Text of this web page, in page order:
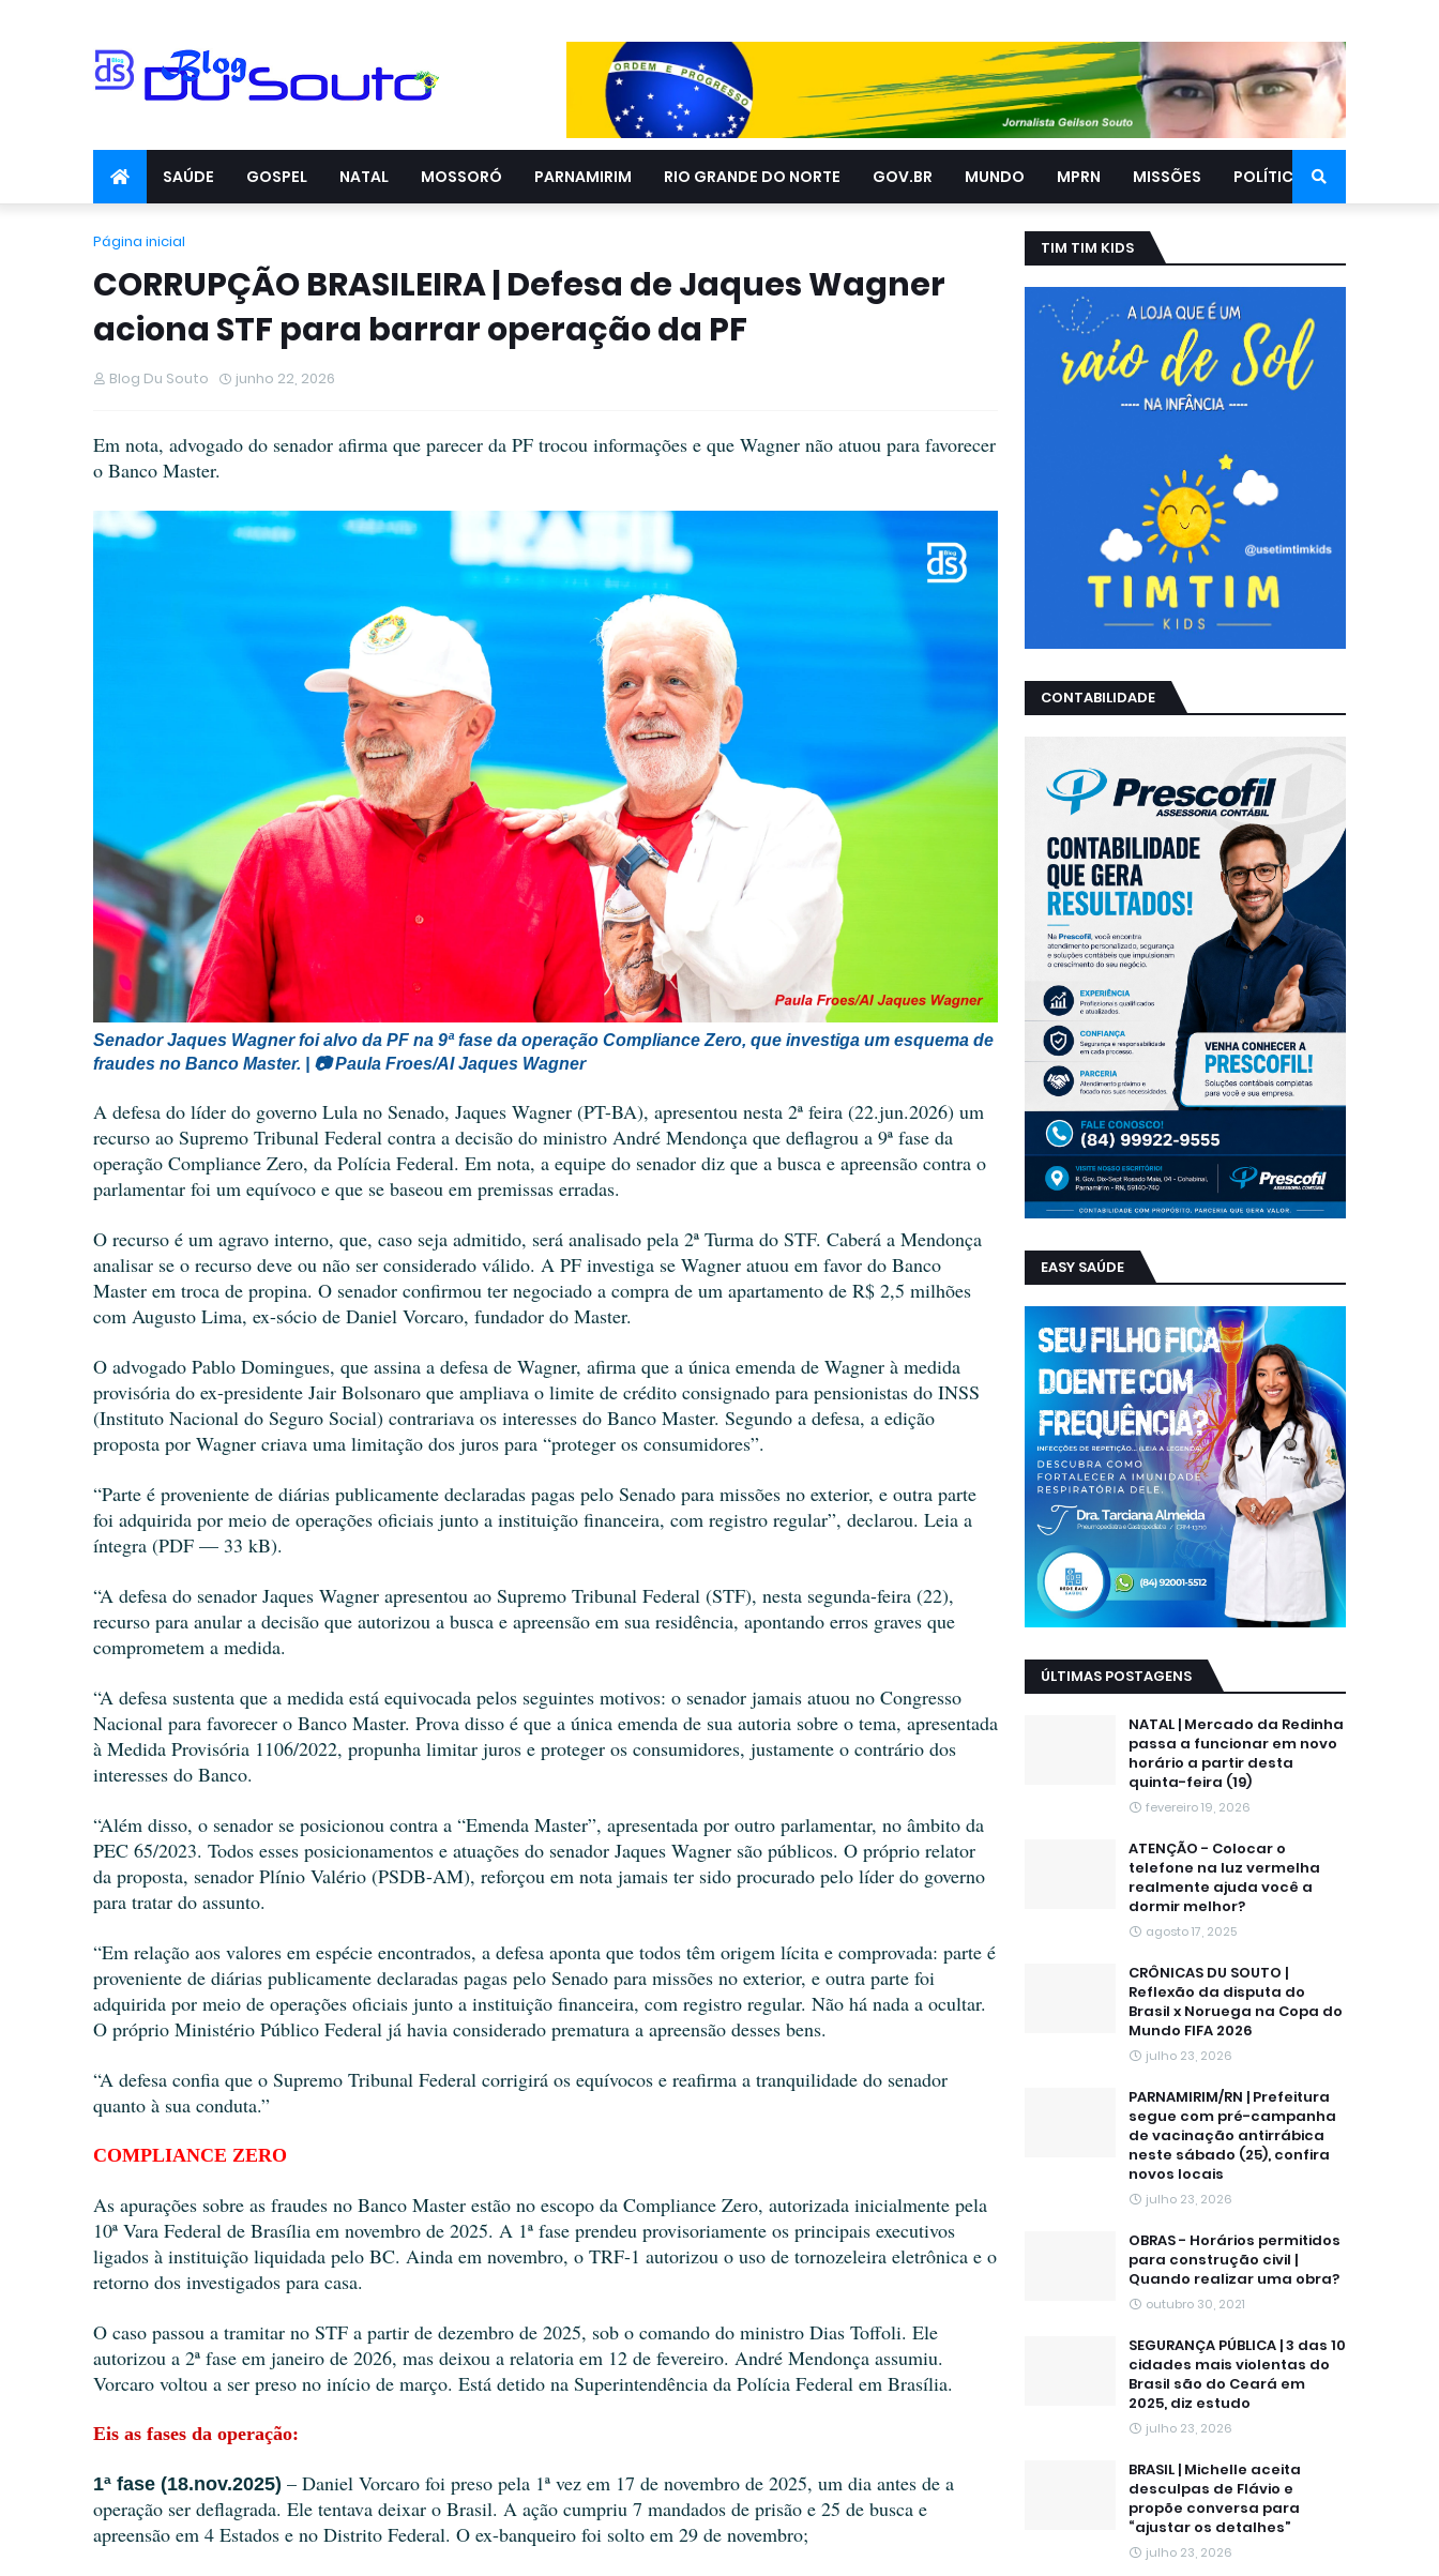
SAÚDE GOSPEL NATAL MOSSORÓ PARNAMIRIM RIO GRANDE DO NORTE GOV.BR MUNDO MPRN MISSÕES POLÍTICA
Página inicial
CORRUPÇÃO BRASILEIRA | Defesa de Jaques Wagner
aciona STF para barrar operação da PF
Blog Du Souto junho 22, 2026
Em nota, advogado do senador afirma que parecer da PF trocou informações e que Wagner não atuou para favorecer
o Banco Master.
Senador Jaques Wagner foi alvo da PF na 9ª fase da operação Compliance Zero, que investiga um esquema de
fraudes no Banco Master. | 📷 Paula Froes/AI Jaques Wagner
A defesa do líder do governo Lula no Senado, Jaques Wagner (PT-BA), apresentou nesta 2ª feira (22.jun.2026) um
recurso ao Supremo Tribunal Federal contra a decisão do ministro André Mendonça que deflagrou a 9ª fase da
operação Compliance Zero, da Polícia Federal. Em nota, a equipe do senador diz que a busca e apreensão contra o
parlamentar foi um equívoco e que se baseou em premissas erradas.
O recurso é um agravo interno, que, caso seja admitido, será analisado pela 2ª Turma do STF. Caberá a Mendonça
analisar se o recurso deve ou não ser considerado válido. A PF investiga se Wagner atuou em favor do Banco
Master em troca de propina. O senador confirmou ter negociado a compra de um apartamento de R$ 2,5 milhões
com Augusto Lima, ex-sócio de Daniel Vorcaro, fundador do Master.
O advogado Pablo Domingues, que assina a defesa de Wagner, afirma que a única emenda de Wagner à medida
provisória do ex-presidente Jair Bolsonaro que ampliava o limite de crédito consignado para pensionistas do INSS
(Instituto Nacional do Seguro Social) contrariava os interesses do Banco Master. Segundo a defesa, a edição
proposta por Wagner criava uma limitação dos juros para “proteger os consumidores”.
“Parte é proveniente de diárias publicamente declaradas pagas pelo Senado para missões no exterior, e outra parte
foi adquirida por meio de operações oficiais junto a instituição financeira, com registro regular”, declarou. Leia a
íntegra (PDF — 33 kB).
“A defesa do senador Jaques Wagner apresentou ao Supremo Tribunal Federal (STF), nesta segunda-feira (22),
recurso para anular a decisão que autorizou a busca e apreensão em sua residência, apontando erros graves que
comprometem a medida.
“A defesa sustenta que a medida está equivocada pelos seguintes motivos: o senador jamais atuou no Congresso
Nacional para favorecer o Banco Master. Prova disso é que a única emenda de sua autoria sobre o tema, apresentada
à Medida Provisória 1106/2022, propunha limitar juros e proteger os consumidores, justamente o contrário dos
interesses do Banco.
“Além disso, o senador se posicionou contra a “Emenda Master”, apresentada por outro parlamentar, no âmbito da
PEC 65/2023. Todos esses posicionamentos e atuações do senador Jaques Wagner são públicos. O próprio relator
da proposta, senador Plínio Valério (PSDB-AM), reforçou em nota jamais ter sido procurado pelo líder do governo
para tratar do assunto.
“Em relação aos valores em espécie encontrados, a defesa aponta que todos têm origem lícita e comprovada: parte é
proveniente de diárias publicamente declaradas pagas pelo Senado para missões no exterior, e outra parte foi
adquirida por meio de operações oficiais junto a instituição financeira, com registro regular. Não há nada a ocultar.
O próprio Ministério Público Federal já havia considerado prematura a apreensão desses bens.
“A defesa confia que o Supremo Tribunal Federal corrigirá os equívocos e reafirma a tranquilidade do senador
quanto à sua conduta.”
COMPLIANCE ZERO
As apurações sobre as fraudes no Banco Master estão no escopo da Compliance Zero, autorizada inicialmente pela
10ª Vara Federal de Brasília em novembro de 2025. A 1ª fase prendeu provisoriamente os principais executivos
ligados à instituição liquidada pelo BC. Ainda em novembro, o TRF-1 autorizou o uso de tornozeleira eletrônica e o
retorno dos investigados para casa.
O caso passou a tramitar no STF a partir de dezembro de 2025, sob o comando do ministro Dias Toffoli. Ele
autorizou a 2ª fase em janeiro de 2026, mas deixou a relatoria em 12 de fevereiro. André Mendonça assumiu.
Vorcaro voltou a ser preso no início de março. Está detido na Superintendência da Polícia Federal em Brasília.
Eis as fases da operação:
1ª fase (18.nov.2025) – Daniel Vorcaro foi preso pela 1ª vez em 17 de novembro de 2025, um dia antes de a
operação ser deflagrada. Ele tentava deixar o Brasil. A ação cumpriu 7 mandados de prisão e 25 de busca e
apreensão em 4 Estados e no Distrito Federal. O ex-banqueiro foi solto em 29 de novembro;
TIM TIM KIDS
CONTABILIDADE
EASY SAÚDE
ÚLTIMAS POSTAGENS
NATAL | Mercado da Redinha
passa a funcionar em novo
horário a partir desta
quinta-feira (19)
fevereiro 19, 2026
ATENÇÃO - Colocar o
telefone na luz vermelha
realmente ajuda você a
dormir melhor?
agosto 17, 2025
CRÔNICAS DU SOUTO |
Reflexão da disputa do
Brasil x Noruega na Copa do
Mundo FIFA 2026
julho 23, 2026
PARNAMIRIM/RN | Prefeitura
segue com pré-campanha
de vacinação antirrábica
neste sábado (25), confira
novos locais
julho 23, 2026
OBRAS - Horários permitidos
para construção civil |
Quando realizar uma obra?
outubro 30, 2021
SEGURANÇA PÚBLICA | 3 das 10
cidades mais violentas do
Brasil são do Ceará em
2025, diz estudo
julho 23, 2026
BRASIL | Michelle aceita
desculpas de Flávio e
propõe conversa para
“ajustar os detalhes”
julho 23, 2026